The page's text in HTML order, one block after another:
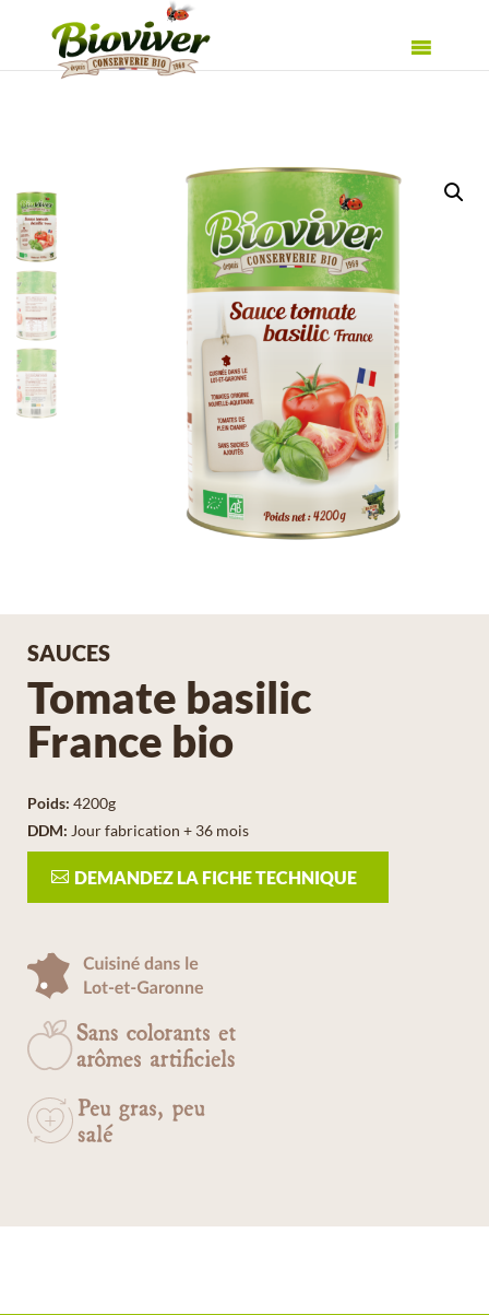
SAUCES
Tomate basilic
France bio
Poids: 4200g
DDM: Jour fabrication + 36 mois
DEMANDEZ LA FICHE TECHNIQUE